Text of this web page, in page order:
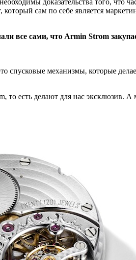
доказательства того, что
сам по себе является
все сами, что Armin Strom
механизмы, которые
то есть делают для нас эксклюзив.